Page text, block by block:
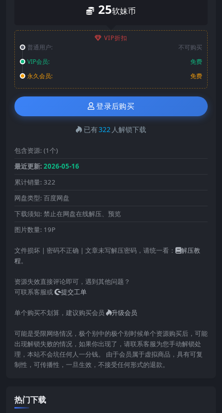
25软妹币
VIP折扣
普通用户:
不可购买
VIP会员:
免费
永久会员:
免费
登录后购买
已有322 人解锁下载
包含资源: (1个)
最近更新: 2026-05-16
累计销量: 322
网盘类型: 百度网盘
下载须知: 禁止在网盘在线解压、预览
图片数量: 19P
文件损坏 | 密码不正确 | 文章未写解压密码，请统一看：
解压教
程。
资源失效直接评论即可，遇到其他问题？
可联系客服或
提交工单
单个购买不划算，建议购买会员 升级会员
可能是受限网络情况，极个别中的极个别时候单个资源购买后，可能
出现解锁失败的情况，如果你出现了，请联系客服为您手动解锁处
理，本站不会坑任何人一分钱。 由于会员属于虚拟商品，具有可复
制性，可传播性，一旦生效，不接受任何形式的退款。
热门下载